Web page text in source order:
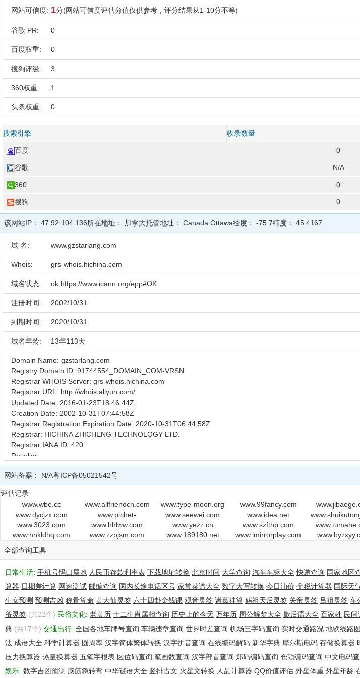
网站可信度: 1分(网站可信度评估分值仅供参考，评分结果从1-10分不等)
谷歌 PR: 0
百度权重: 0
搜狗评级: 3
360权重: 1
头条权重: 0
搜索引擎 收录数量
百度 0
谷歌 N/A
360 0
搜狗 0
该网站IP： 47.92.104.136所在地址： 加拿大托管地址： Canada Ottawa经度： -75.7纬度： 45.4167
域 名: www.gzstarlang.com
Whois: grs-whois.hichina.com
域名状态: ok https://www.icann.org/epp#OK
注册时间: 2002/10/31
到期时间: 2020/10/31
域名年龄: 13年113天
Domain Name: gzstarlang.com
Registry Domain ID: 91744554_DOMAIN_COM-VRSN
Registrar WHOIS Server: grs-whois.hichina.com
Registrar URL: http://whois.aliyun.com/
Updated Date: 2016-01-23T18:46:44Z
Creation Date: 2002-10-31T07:44:58Z
Registrar Registration Expiration Date: 2020-10-31T06:44:58Z
Registrar: HICHINA ZHICHENG TECHNOLOGY LTD.
Registrar IANA ID: 420
Reseller:
Domain Status: ok http://www.icann.org/epp#OK
Registry Registrant ID: Not Available From Registry
Registrant Name: dengfeng
Registrant Organization: shangzhixing
Registrant Street: Block D Huaming Industry , HuanJiao Village , BaiYun District , ,gz, gd 510180,CN
Registrant City: gz,
Registrant State/Province: gd.
Registrant Postal Code: 510180
Registrant Country: CN
Registrant Phone: +86.02036399770
Registrant Phone Ext:
Registrant Fax: +86.02036399770
Registrant Email: Starlang@vip.163.com
Registry Admin ID: Not Available From Registry
Admin Name: deng zifeng
Admin Street: lf,,
Admin City: gz
Admin State/Province: gd
网站备案： N/A粤ICP备05021542号
评估记录
www.wbe.cc
www.allfriendcn.com www.type-moon.org www.99fancy.com
www.dycjzx.com
www.pichet-
immobilier.fr
www.seewei.com www.idea.net
www.3023.com
www.hhlww.com www.yezz.cn www.szfthp.com
www.hnkldhq.com
www.zzpjsm.com www.189180.net www.imirrorplay.com
全部查询工具
日常生活: 手机号码归属地 人民币存款利率表 下载地址转换 北京时间 大学查询 汽车车标大全 快递查询 国家地区
算器 日期差计算 网速测试 邮编查询 国内长途电话区号 家常菜谱大全 数字大写转换 今日油价 个税计算器 国际天
生女预测 预测吉凶 称骨算命 黄大仙灵签 六十四卦金钱课 观音灵签 诸葛神算 妈祖天后灵签 关帝灵签 吕祖灵签 车
爷灵签 (共22个) 民俗文化: 老黄历 十二生肖属相查询 历史上的今天 万年历 周公解梦大全 歇后语大全 百家姓 民间
典 (共17个) 交通出行: 全国各地车牌号查询 车辆违章查询 世界时差查询 机场三字码查询 实时交通路况 地铁线路图
法 成语大全 科学计算器 圆周率 汉字简体繁体转换 汉字拼音查询 在线编码解码 新华字典 摩尔斯电码 存储换算器
压力换算器 热量换算器 五笔字根表 区位码查询 笔画数查询 汉字部首查询 郑码编码查询 仓颉编码查询 中文电码
娱乐: 数字吉凶预测 脑筋急转弯 中华谜语大全 竖排古文 火星文转换 人品计算器 QQ价值评估 外星体重 外星年龄